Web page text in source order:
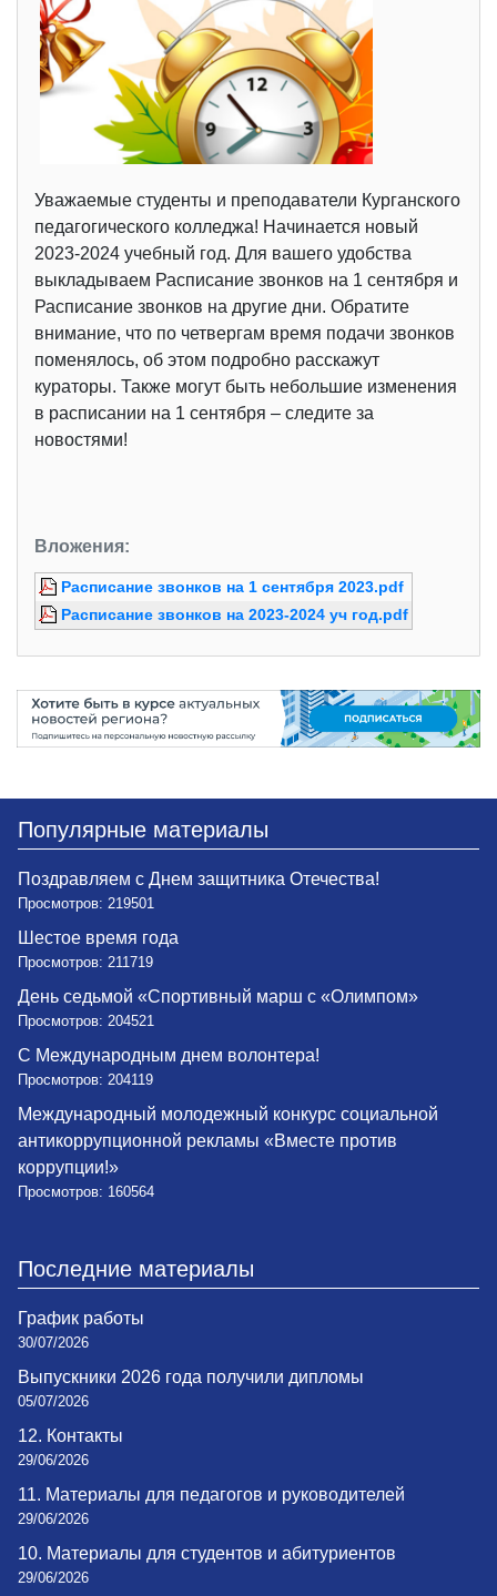
Уважаемые студенты и преподаватели Курганского
педагогического колледжа! Начинается новый
2023-2024 учебный год. Для вашего удобства
выкладываем Расписание звонков на 1 сентября и
Расписание звонков на другие дни. Обратите
внимание, что по четвергам время подачи звонков
поменялось, об этом подробно расскажут
кураторы. Также могут быть небольшие изменения
в расписании на 1 сентября – следите за
новостями!
Вложения:
Расписание звонков на 1 сентября 2023.pdf
Расписание звонков на 2023-2024 уч год.pdf
Популярные материалы
Поздравляем с Днем защитника Отечества!
Просмотров: 219501
Шестое время года
Просмотров: 211719
День седьмой «Спортивный марш с «Олимпом»
Просмотров: 204521
С Международным днем волонтера!
Просмотров: 204119
Международный молодежный конкурс социальной
антикоррупционной рекламы «Вместе против
коррупции!»
Просмотров: 160564
Последние материалы
График работы
30/07/2026
Выпускники 2026 года получили дипломы
05/07/2026
12. Контакты
29/06/2026
11. Материалы для педагогов и руководителей
29/06/2026
10. Материалы для студентов и абитуриентов
29/06/2026